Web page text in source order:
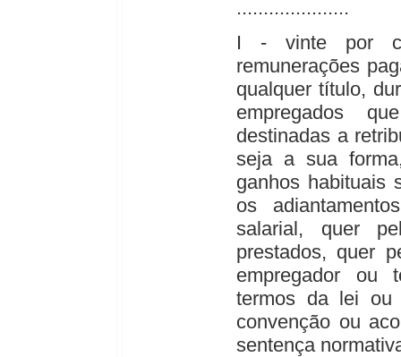
.....................
I - vinte por
remunerações
qualquer título,
empregados
destinadas a
seja a sua
ganhos habituais
os
salarial, quer
prestados, quer
empregador ou
termos da lei ou
convenção ou
sentença